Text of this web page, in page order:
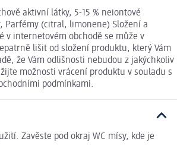
aktivní látky, 5-15 % neiontové
Parfémy (citral, limonene) Složení a
v internetovém obchodě se může v
lišit od složení produktu, který Vám
že Vám odlišnosti nebudou z jakýchkoliv
možnosti vrácení produktu v souladu s
podmínkami.
Zavěste pod okraj WC mísy, kde je